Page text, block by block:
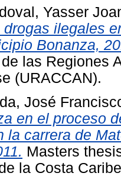
Yasser
ilegales
Bonanza,
las Regiones
(URACCAN).
José
en el proceso
la carrera de
Masters
la Costa